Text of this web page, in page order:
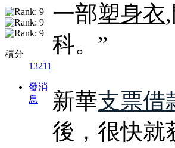
積分
13211
發消
息
一部塑身衣
科。”
新華支票借
後，很快就